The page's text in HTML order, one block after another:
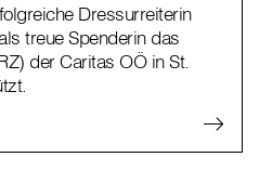
Dressurreiterin
treue Spenderin das
der Caritas OÖ in St.